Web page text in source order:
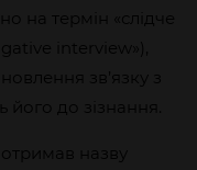
на термін «слідче
interview»),
зв’язку з
до зізнання.
назву